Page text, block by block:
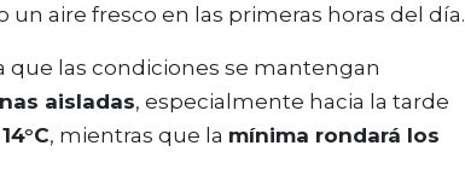
un aire fresco en las primeras horas del día.
que las condiciones se mantengan
aisladas, especialmente hacia la tarde
, mientras que la mínima rondará los